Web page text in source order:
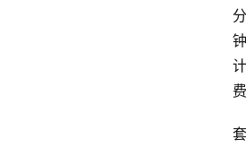
分
钟
计
费
套